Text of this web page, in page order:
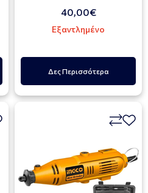
40,00€
Εξαντλημένο
Δες Περισσότερα